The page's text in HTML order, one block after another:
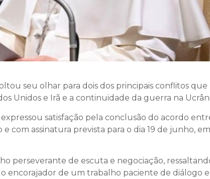
seu olhar para dois dos principais conflitos que
Unidos e Irã e a continuidade da guerra na
satisfação pela conclusão do acordo
com assinatura prevista para o dia 19 de junho,
perseverante de escuta e negociação,
de um trabalho paciente de diálogo e